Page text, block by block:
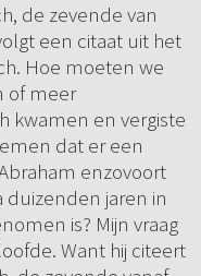
de zevende van
een citaat uit het
Hoe moeten we
of meer
kwamen en vergiste
dat er een
enzovoort
duizenden jaren in
is? Mijn vraag
Want hij citeert